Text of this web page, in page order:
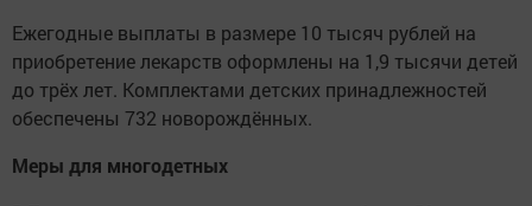
Ежегодные выплаты в размере 10 тысяч рублей на
приобретение лекарств оформлены на 1,9 тысячи детей
до трёх лет. Комплектами детских принадлежностей
обеспечены 732 новорождённых.
Меры для многодетных